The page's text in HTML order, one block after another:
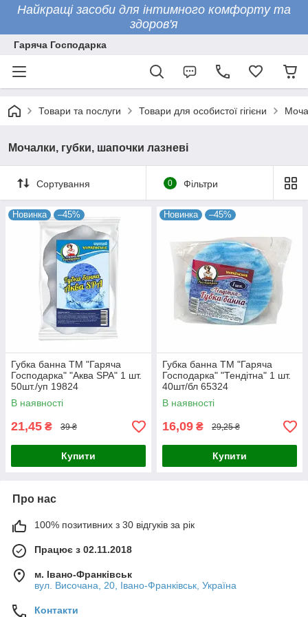
Найкращі засоби для інтимного комфорту та
здоров'я
Гаряча Господарка
Товари та послуги Товари для особистої гігієни
Мочалки, губки, шапочки лазневі
Сортування 0 Фільтри
Новинка –45%
Губка банна TM "Гаряча
Господарка" "Аква SPA" 1 шт.
50шт./уп 19824
В наявності
21,45 ₴ 39 ₴
Купити
Новинка –45%
Губка банна TM "Гаряча
Господарка" "Тендітна" 1 шт.
40шт/бл 65324
В наявності
16,09 ₴ 29,25 ₴
Купити
Про нас
100% позитивних з 30 відгуків за рік
Працює з 02.11.2018
м. Івано-Франківськ
вул. Височана, 20, Івано-Франківськ, Україна
Контакти